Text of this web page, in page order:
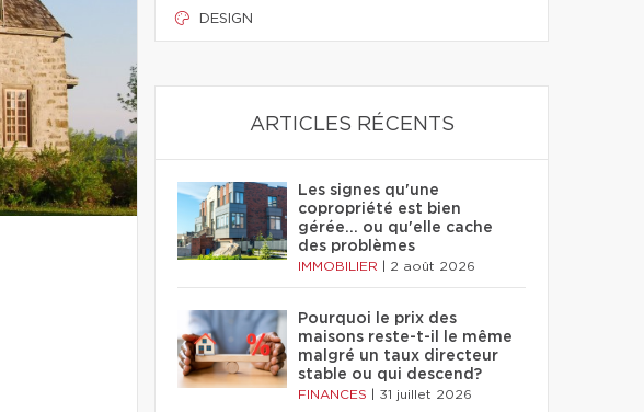
DESIGN
ARTICLES RÉCENTS
Les signes qu'une
copropriété est bien
gérée… ou qu'elle cache
des problèmes
IMMOBILIER 2 août 2026
Pourquoi le prix des
maisons reste-t-il le même
malgré un taux directeur
stable ou qui descend?
FINANCES 31 juillet 2026